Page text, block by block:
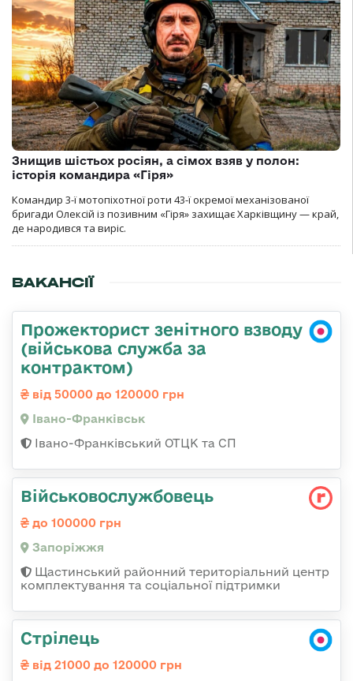
Знищив шістьох росіян, а сімох взяв у полон:
історія командира «Гіря»
Командир 3-ї мотопіхотної роти 43-ї окремої механізованої
бригади Олексій із позивним «Гіря» захищає Харківщину — край,
де народився та виріс.
ВАКАНСІЇ
Прожекторист зенітного взводу
(військова служба за
контрактом)
від 50000 до 120000 грн
Івано-Франківськ
Івано-Франківський ОТЦК та СП
Військовослужбовець
до 100000 грн
Запоріжжя
Щастинський районний територіальний центр
комплектування та соціальної підтримки
Стрілець
від 21000 до 120000 грн